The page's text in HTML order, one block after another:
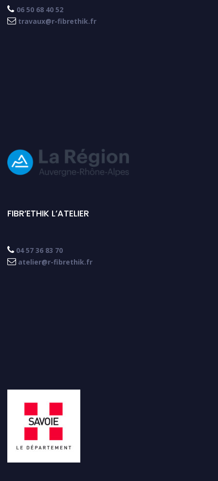
 06 50 68 40 52
 travaux@r-fibrethik.fr
FIBR’ETHIK L’ATELIER
 04 57 36 83 70
 atelier@r-fibrethik.fr